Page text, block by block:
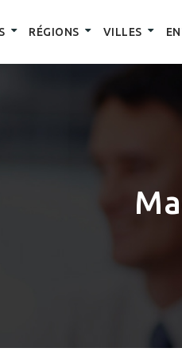
RÉGIONS VILLES